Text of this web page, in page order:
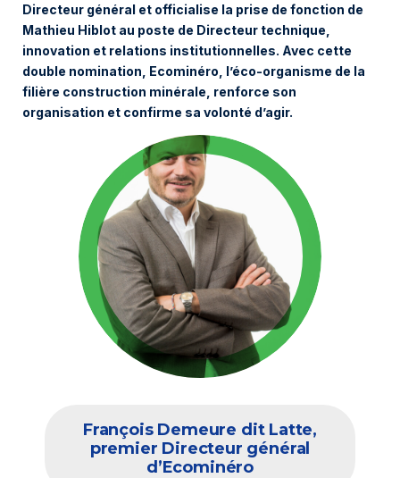
Directeur général et officialise la prise de fonction de
Mathieu Hiblot au poste de Directeur technique,
innovation et relations institutionnelles. Avec cette
double nomination, Ecominéro, l’éco-organisme de la
filière construction minérale, renforce son
organisation et confirme sa volonté d’agir.
François Demeure dit Latte,
premier Directeur général
d’Ecominéro